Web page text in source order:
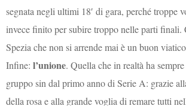
segnata negli ultimi 18′ di gara, perché troppe
invece finito per subire troppo nelle parti finali.
Spezia che non si arrende mai è un buon
Infine:l’unione. Quella che in realtà ha
gruppo sin dal primo anno di Serie A: grazie
della rosa e alla grande voglia di remare tutti